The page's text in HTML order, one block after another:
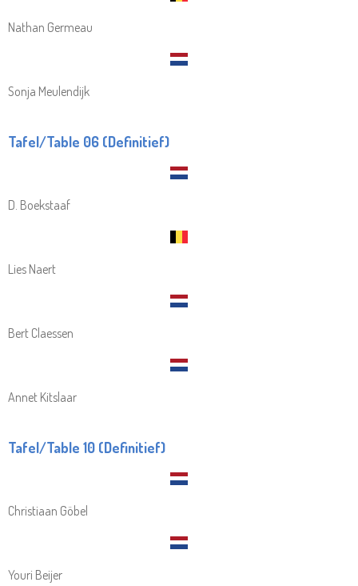
Nathan Germeau
Sonja Meulendijk
Tafel/Table 06 (Definitief)
D. Boekstaaf
Lies Naert
Bert Claessen
Annet Kitslaar
Tafel/Table 10 (Definitief)
Christiaan Göbel
Youri Beijer